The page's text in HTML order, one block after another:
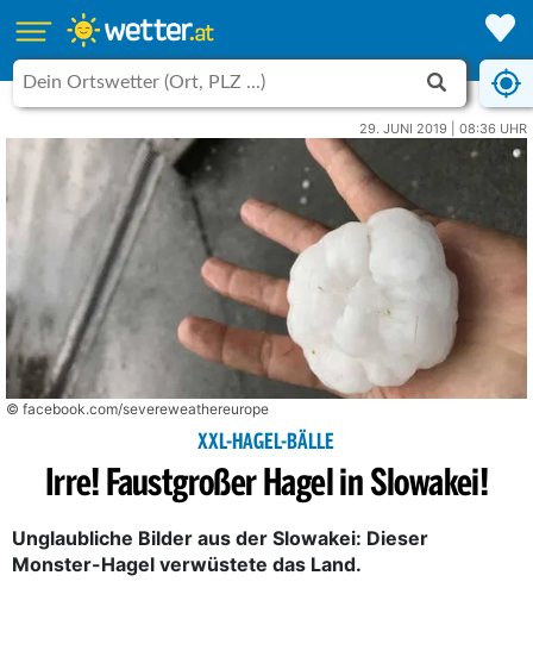
29. JUNI 2019 | 08:36 UHR
© facebook.com/severeweathereurope
XXL-HAGEL-BÄLLE
Irre! Faustgroßer Hagel in Slowakei!
Unglaubliche Bilder aus der Slowakei: Dieser
Monster-Hagel verwüstete das Land.